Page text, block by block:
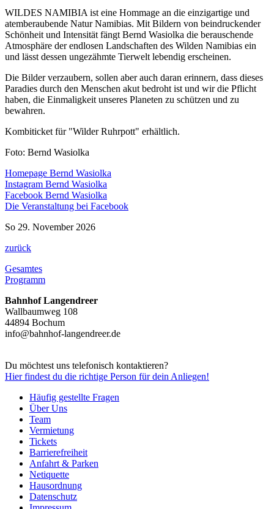
WILDES NAMIBIA ist eine Hommage an die einzigartige und
atemberaubende Natur Namibias. Mit Bildern von beindruckender
Schönheit und Intensität fängt Bernd Wasiolka die berauschende
Atmosphäre der endlosen Landschaften des Wilden Namibias ein
und lässt dessen ungezähmte Tierwelt lebendig erscheinen.
Die Bilder verzaubern, sollen aber auch daran erinnern, dass dieses
Paradies durch den Menschen akut bedroht ist und wir die Pflicht
haben, die Einmaligkeit unseres Planeten zu schützen und zu
bewahren.
Kombiticket für "Wilder Ruhrpott" erhältlich.
Foto: Bernd Wasiolka
Homepage Bernd Wasiolka
Instagram Bernd Wasiolka
Facebook Bernd Wasiolka
Die Veranstaltung bei Facebook
So 29. November 2026
zurück
Gesamtes
Programm
Bahnhof Langendreer
Wallbaumweg 108
44894 Bochum
info@bahnhof-langendreer.de
Du möchtest uns telefonisch kontaktieren?
Hierfindest du die richtige Person für dein Anliegen!
Häufig gestellte Fragen
Über Uns
Team
Vermietung
Tickets
Barrierefreiheit
Anfahrt & Parken
Netiquette
Hausordnung
Datenschutz